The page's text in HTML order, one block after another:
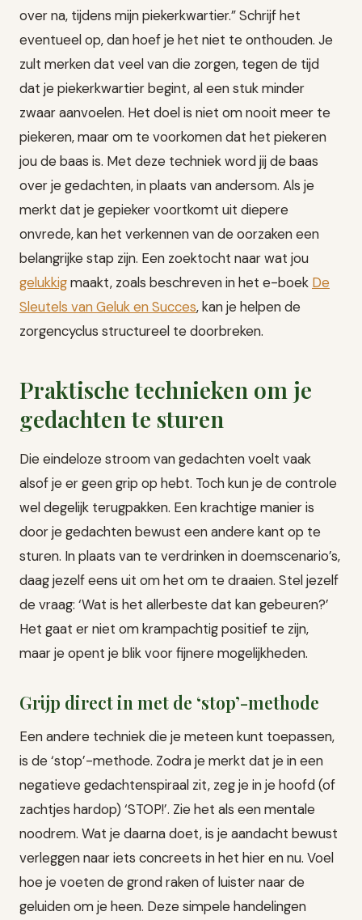
over na, tijdens mijn piekerkwartier.” Schrijf het
eventueel op, dan hoef je het niet te onthouden. Je
zult merken dat veel van die zorgen, tegen de tijd
dat je piekerkwartier begint, al een stuk minder
zwaar aanvoelen. Het doel is niet om nooit meer te
piekeren, maar om te voorkomen dat het piekeren
jou de baas is. Met deze techniek word jij de baas
over je gedachten, in plaats van andersom. Als je
merkt dat je gepieker voortkomt uit diepere
onvrede, kan het verkennen van de oorzaken een
belangrijke stap zijn. Een zoektocht naar wat jou
gelukkigmaakt, zoals beschreven in het e-boek De
Sleutels van Geluk en Succes, kan je helpen de
zorgencyclus structureel te doorbreken.
Praktische technieken om je
gedachten te sturen
Die eindeloze stroom van gedachten voelt vaak
alsof je er geen grip op hebt. Toch kun je de controle
wel degelijk terugpakken. Een krachtige manier is
door je gedachten bewust een andere kant op te
sturen. In plaats van te verdrinken in doemscenario’s,
daag jezelf eens uit om het om te draaien. Stel jezelf
de vraag: ‘Wat is het allerbeste dat kan gebeuren?’
Het gaat er niet om krampachtig positief te zijn,
maar je opent je blik voor fijnere mogelijkheden.
Grijp direct in met de ‘stop’-methode
Een andere techniek die je meteen kunt toepassen,
is de ‘stop’-methode. Zodra je merkt dat je in een
negatieve gedachtenspiraal zit, zeg je in je hoofd (of
zachtjes hardop) ‘STOP!’. Zie het als een mentale
noodrem. Wat je daarna doet, is je aandacht bewust
verleggen naar iets concreets in het hier en nu. Voel
hoe je voeten de grond raken of luister naar de
geluiden om je heen. Deze simpele handelingen